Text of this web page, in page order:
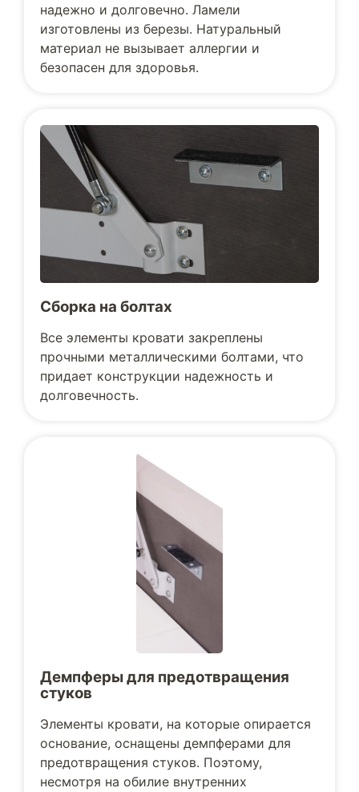
надежно и долговечно. Ламели
изготовлены из березы. Натуральный
материал не вызывает аллергии и
безопасен для здоровья.
Сборка на болтах
Все элементы кровати закреплены
прочными металлическими болтами, что
придает конструкции надежность и
долговечность.
Демпферы для предотвращения
стуков
Элементы кровати, на которые опирается
основание, оснащены демпферами для
предотвращения стуков. Поэтому,
несмотря на обилие внутренних